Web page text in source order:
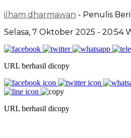
ilham dharmawan - Penulis
Selasa, 7 Oktober 2025 - 20:54
URL berhasil dicopy
URL berhasil dicopy